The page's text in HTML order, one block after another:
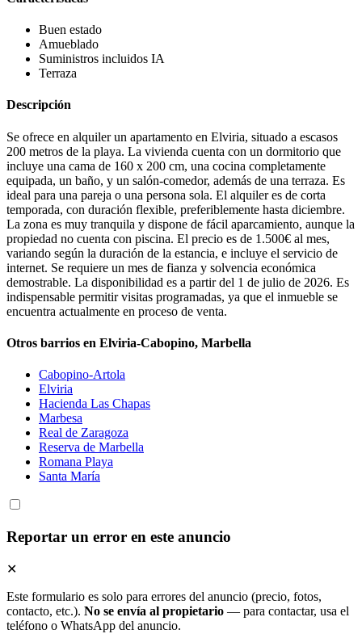
Buen estado
Amueblado
Suministros incluidos IA
Terraza
Descripción
Se ofrece en alquiler un apartamento en Elviria, situado a escasos
200 metros de la playa. La vivienda cuenta con un dormitorio que
incluye una cama de 160 x 200 cm, una cocina completamente
equipada, un baño, y un salón-comedor, además de una terraza. Es
ideal para una pareja o una persona sola. El alquiler es de corta
temporada, con duración flexible, preferiblemente hasta diciembre.
La zona es muy tranquila y dispone de fácil aparcamiento, aunque la
propiedad no cuenta con piscina. El precio es de 1.500€ al mes,
variando según la duración de la estancia, e incluye el servicio de
internet. Se requiere un mes de fianza y solvencia económica
demostrable. La disponibilidad es a partir del 1 de julio de 2026. Es
indispensable permitir visitas programadas, ya que el inmueble se
encuentra actualmente en proceso de venta.
Otros barrios en Elviria-Cabopino, Marbella
Cabopino-Artola
Elviria
Hacienda Las Chapas
Marbesa
Real de Zaragoza
Reserva de Marbella
Romana Playa
Santa María
Reportar un error en este anuncio
✕
Este formulario es solo para errores del anuncio (precio, fotos,
contacto, etc.). No se envía al propietario — para contactar, usa el
teléfono o WhatsApp del anuncio.